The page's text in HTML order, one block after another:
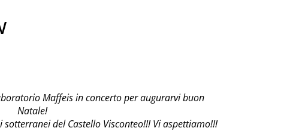
Maffeis in concerto per augurarvi buon
Natale!
del Castello Visconteo!!! Vi aspettiamo!!!